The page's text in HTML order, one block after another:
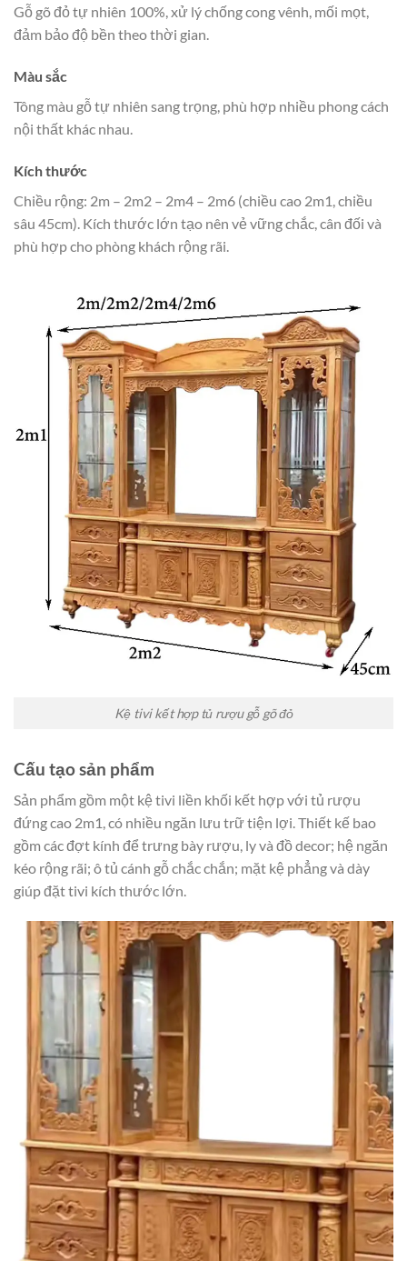
Gỗ gõ đỏ tự nhiên 100%, xử lý chống cong vênh, mối mọt,
đảm bảo độ bền theo thời gian.
Màu sắc
Tông màu gỗ tự nhiên sang trọng, phù hợp nhiều phong cách
nội thất khác nhau.
Kích thước
Chiều rộng: 2m – 2m2 – 2m4 – 2m6 (chiều cao 2m1, chiều
sâu 45cm). Kích thước lớn tạo nên vẻ vững chắc, cân đối và
phù hợp cho phòng khách rộng rãi.
Kệ tivi kết hợp tủ rượu gỗ gõ đỏ
Cấu tạo sản phẩm
Sản phẩm gồm một kệ tivi liền khối kết hợp với tủ rượu
đứng cao 2m1, có nhiều ngăn lưu trữ tiện lợi. Thiết kế bao
gồm các đợt kính để trưng bày rượu, ly và đồ decor; hệ ngăn
kéo rộng rãi; ô tủ cánh gỗ chắc chắn; mặt kệ phẳng và dày
giúp đặt tivi kích thước lớn.